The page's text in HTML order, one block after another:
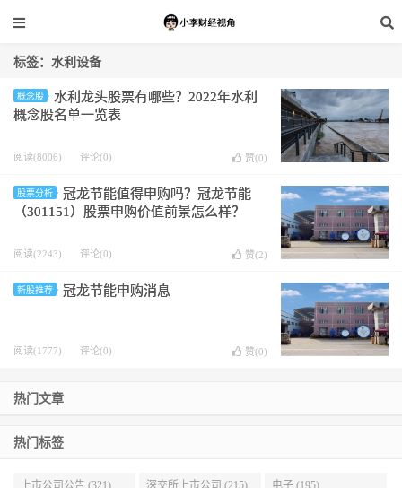
标签：水利设备
概念股
水利龙头股票有哪些？2022年水利
概念股名单一览表
阅读(8006) 评论(0) 赞(0)
股票分析
冠龙节能值得申购吗？冠龙节能
（301151）股票申购价值前景怎么样？
阅读(2243) 评论(0) 赞(2)
新股推荐 冠龙节能申购消息
阅读(1777) 评论(0) 赞(0)
热门文章
热门标签
上市公司公告 (321) 深交所上市公司 (215) 电子 (195)